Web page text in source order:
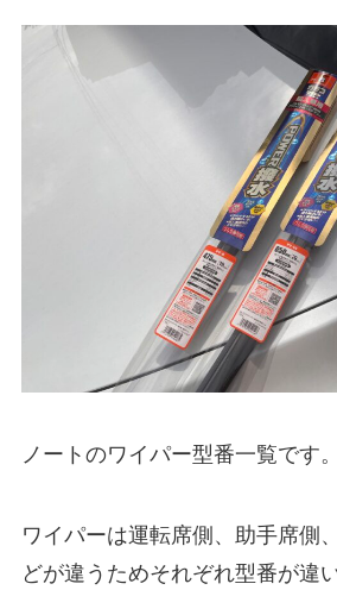
ノート のワイパー型番一覧です。
ワイパーは運転席側、助手席側
どが違うためそれぞれ型番が違